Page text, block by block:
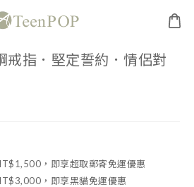
戒指．堅定誓約．情侶對
，即享超取郵寄免運優惠
，即享黑貓免運優惠